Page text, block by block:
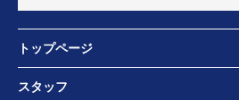
トップページ
スタッフ